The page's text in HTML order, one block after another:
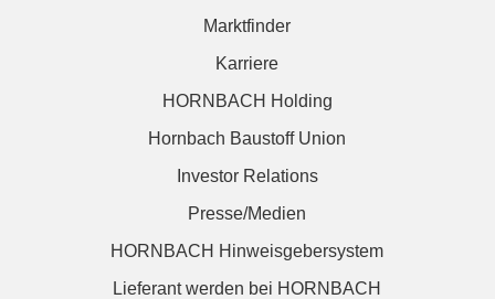
Marktfinder
Karriere
HORNBACH Holding
Hornbach Baustoff Union
Investor Relations
Presse/Medien
HORNBACH Hinweisgebersystem
Lieferant werden bei HORNBACH